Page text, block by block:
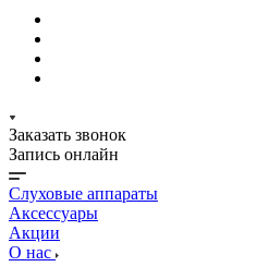
Заказать звонок
Запись онлайн
Слуховые аппараты
Аксессуары
Акции
О нас